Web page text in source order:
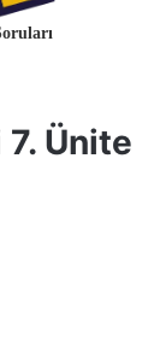
7. Ünite